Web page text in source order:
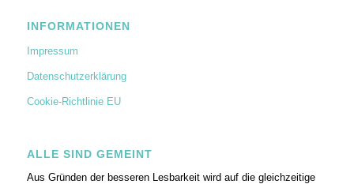
INFORMATIONEN
Impressum
Datenschutzerklärung
Cookie-Richtlinie EU
ALLE SIND GEMEINT
Aus Gründen der besseren Lesbarkeit wird auf die gleichzeitige